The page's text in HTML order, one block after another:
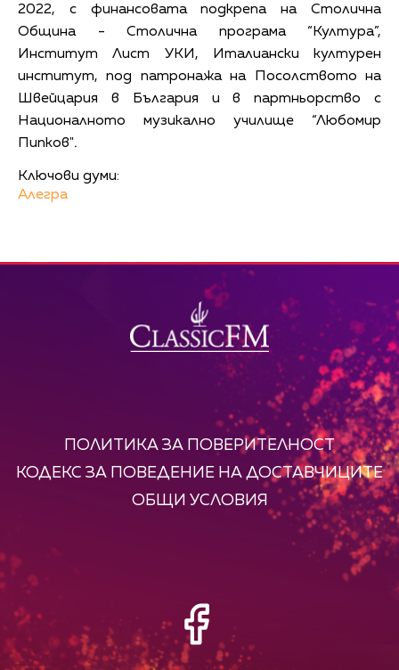
2022, с финансовата подкрепа на Столична
Община - Столична програма “Култура”,
Институт Лист УКИ, Италиански културен
институт, под патронажа на Посолството на
Швейцария в България и в партньорство с
Националното музикално училище “Любомир
Пипков".
Ключови думи:
Алегра
ПОЛИТИКА ЗА ПОВЕРИТЕЛНОСТ
КОДЕКС ЗА ПОВЕДЕНИЕ НА ДОСТАВЧИЦИТЕ
ОБЩИ УСЛОВИЯ